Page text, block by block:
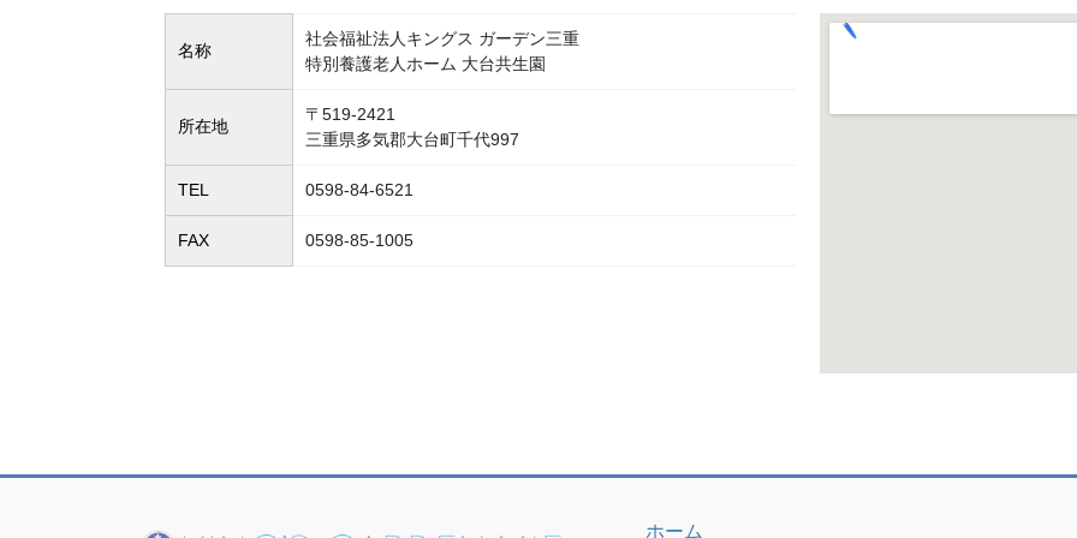
名称
社会福祉法人キングス ガーデン三重
特別養護老人ホーム 大台共生園
所在地
〒519-2421
三重県多気郡大台町千代997
TEL 0598-84-6521
FAX 0598-85-1005
ホーム